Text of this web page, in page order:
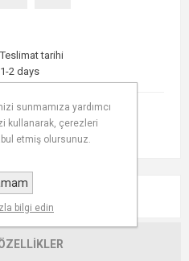
Teslimat tarihi
1-2 days
sunmamıza yardımcı
kullanarak, çerezleri
etmiş olursunuz.
bilgi edin